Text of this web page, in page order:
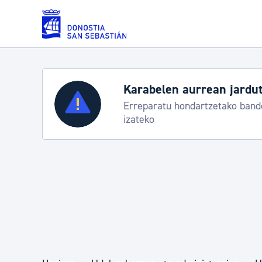
Eduki nagusira joan
Zerbitzuak
Errolda eta gai pertsonalak
Karabelen aurrean
Erreparatu hondartzetako
izateko